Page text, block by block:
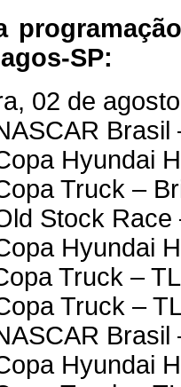
SP:
02 de
Brasil
Hyundai
Truck –
Stock Race
Hyundai
Truck –
Truck –
Brasil
Hyundai